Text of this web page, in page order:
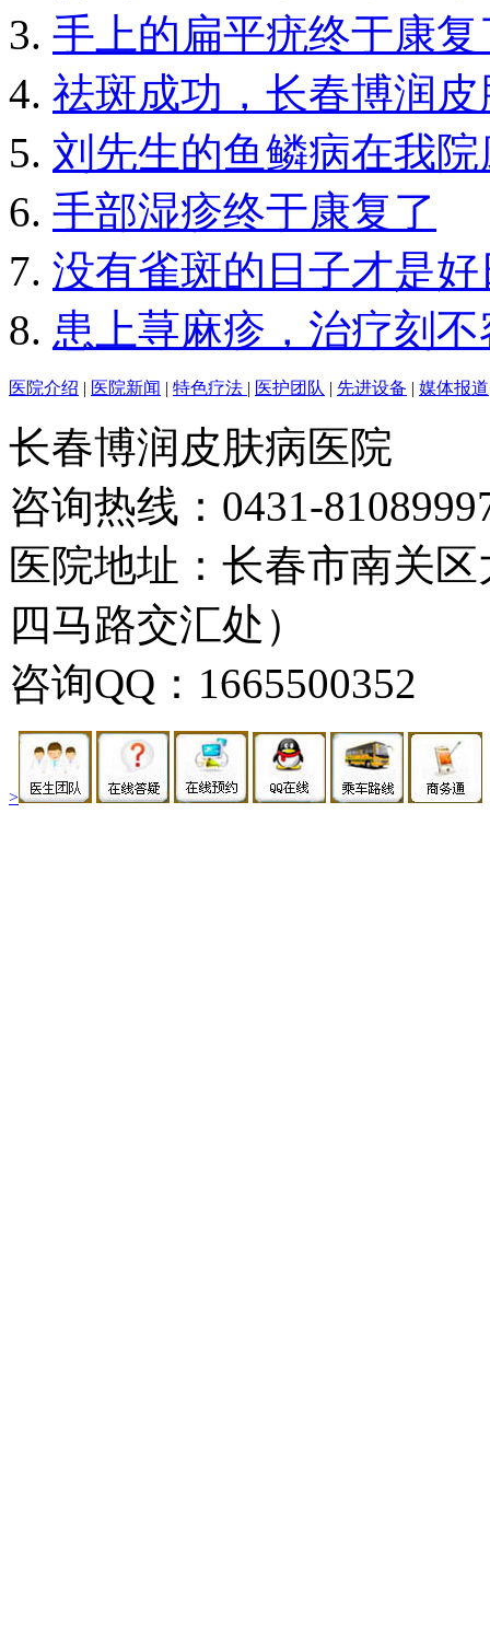
手上的扁平疣终于康复
祛斑成功，长春博润
刘先生的鱼鳞病在我院
手部湿疹终于康复了
没有雀斑的日子才是好
患上荨麻疹，治疗刻不
医院介绍 | 医院新闻 | 特色疗法 | 医护团队 | 先进设备 | 媒体报道
长春博润皮肤病医院
咨询热线：0431-
医院地址：长春市南关
四马路交汇处）
咨询QQ：1665500352
>